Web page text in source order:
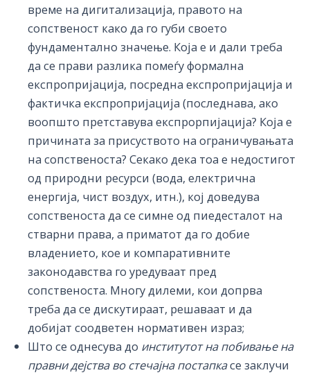
време на дигитализација, правото на
сопственост како да го губи своето
фундаментално значење. Која е и дали треба
да се прави разлика помеѓу формална
експропријација, посредна експропријација и
фактичка експропријација (последнава, ако
воопшто претставува експрорпијација? Која е
причината за присуството на ограничувањата
на сопственоста? Секако дека тоа е недостигот
од природни ресурси (вода, електрична
енергија, чист воздух, итн.), кој доведува
сопственоста да се симне од пиедесталот на
стварни права, а приматот да го добие
владението, кое и компаративните
законодавства го уредуваат пред
сопственоста. Многу дилеми, кои допрва
треба да се дискутираат, решаваат и да
добијат соодветен нормативен израз;
Што се однесува до институтот на побивање на
правни дејства во стечајна постапкасе заклучи